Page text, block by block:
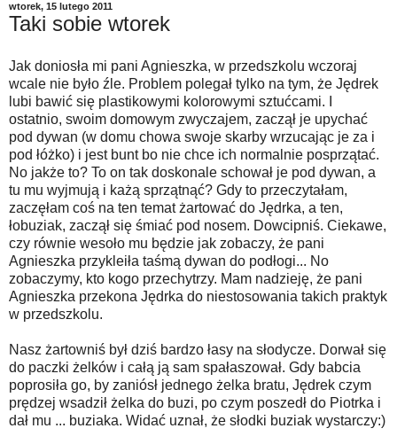
wtorek, 15 lutego 2011
Taki sobie wtorek
Jak doniosła mi pani Agnieszka, w przedszkolu wczoraj
wcale nie było źle. Problem polegał tylko na tym, że Jędrek
lubi bawić się plastikowymi kolorowymi sztućcami. I
ostatnio, swoim domowym zwyczajem, zaczął je upychać
pod dywan (w domu chowa swoje skarby wrzucając je za i
pod łóżko) i jest bunt bo nie chce ich normalnie posprzątać.
No jakże to? To on tak doskonale schował je pod dywan, a
tu mu wyjmują i każą sprzątnąć? Gdy to przeczytałam,
zaczęłam coś na ten temat żartować do Jędrka, a ten,
łobuziak, zaczął się śmiać pod nosem. Dowcipniś. Ciekawe,
czy równie wesoło mu będzie jak zobaczy, że pani
Agnieszka przykleiła taśmą dywan do podłogi... No
zobaczymy, kto kogo przechytrzy. Mam nadzieję, że pani
Agnieszka przekona Jędrka do niestosowania takich praktyk
w przedszkolu.
Nasz żartowniś był dziś bardzo łasy na słodycze. Dorwał się
do paczki żelków i całą ją sam spałaszował. Gdy babcia
poprosiła go, by zaniósł jednego żelka bratu, Jędrek czym
prędzej wsadził żelka do buzi, po czym poszedł do Piotrka i
dał mu ... buziaka. Widać uznał, że słodki buziak wystarczy:)